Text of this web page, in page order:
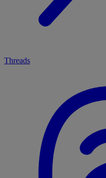
Threads